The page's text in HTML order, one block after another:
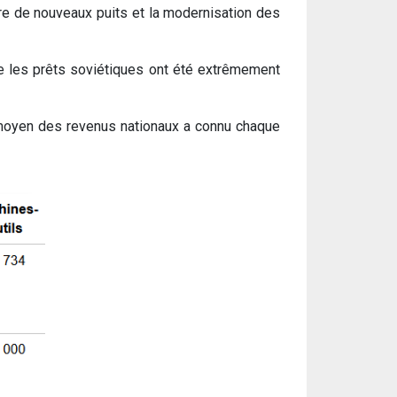
de nouveaux puits et la modernisation des
les prêts soviétiques ont été extrêmement
des revenus nationaux a connu chaque